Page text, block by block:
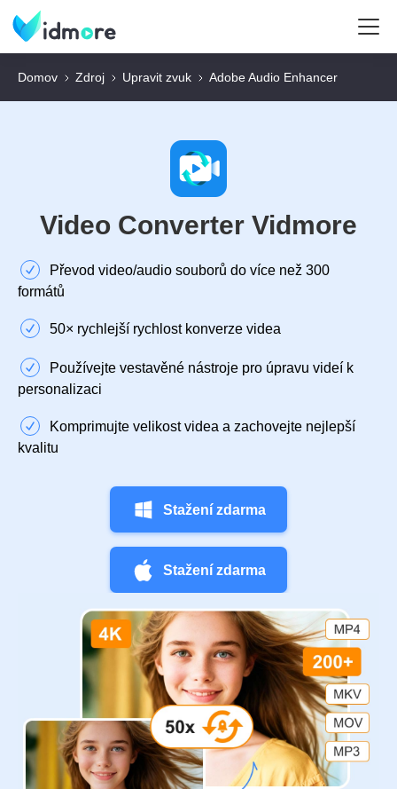
Domov Zdroj Upravit zvuk Adobe Audio Enhancer
Video Converter Vidmore
Převod video/audio souborů do více než 300
formátů
50× rychlejší rychlost konverze videa
Používejte vestavěné nástroje pro úpravu videí k
personalizaci
Komprimujte velikost videa a zachovejte nejlepší
kvalitu
Stažení zdarma
Stažení zdarma